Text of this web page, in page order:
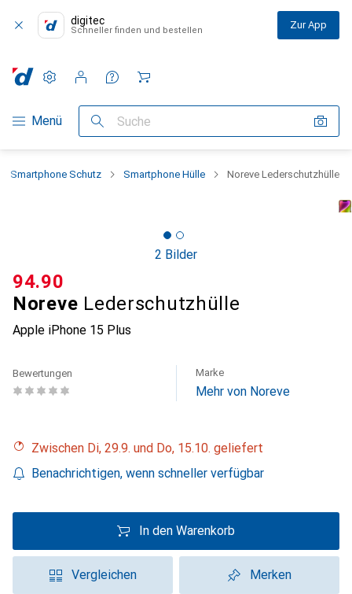
digitec
Schneller finden und bestellen Zur App
Navigation nach Kategorien
Menü Suche
Einstellungen
Kundenkonto
Vergleichslisten
Merklisten
Warenkorb
Smartphone Schutz Smartphone Hülle Noreve Lederschutzhülle
2 Bilder
Noreve Lederschutzhülle
Apple iPhone 15 Plus
CHF
94.90
Bewertungen Marke
Mehr von Noreve
Zwischen Di, 29.9. und Do, 15.10. geliefert
Benachrichtigen, wenn schneller verfügbar
In den Warenkorb
Vergleichen Merken